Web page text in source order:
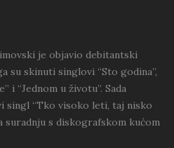
je objavio debitantski
su skinuti singlovi “Sto godina”,
i “Jednom u životu”. Sada
singl “Tko visoko leti, taj nisko
suradnju s diskografskom kućom